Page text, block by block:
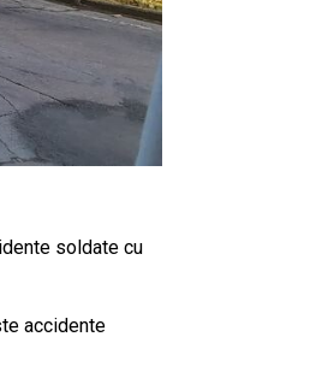
soldate cu
accidente